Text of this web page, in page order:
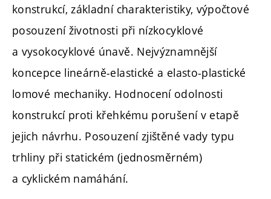
konstrukcí, základní charakteristiky, výpočtové
posouzení životnosti při nízkocyklové
a vysokocyklové únavě. Nejvýznamnější
koncepce lineárně-elastické a elasto-plastické
lomové mechaniky. Hodnocení odolnosti
konstrukcí proti křehkému porušení v etapě
jejich návrhu. Posouzení zjištěné vady typu
trhliny při statickém (jednosměrném)
a cyklickém namáhání.